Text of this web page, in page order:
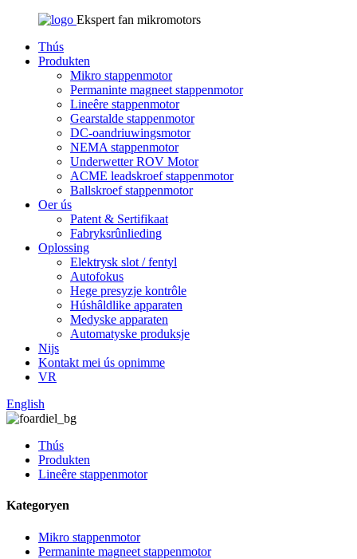
Ekspert fan mikromotors
Thús
Produkten
Mikro stappenmotor
Permaninte magneet stappenmotor
Lineêre stappenmotor
Gearstalde stappenmotor
DC-oandriuwingsmotor
NEMA stappenmotor
Underwetter ROV Motor
ACME leadskroef stappenmotor
Ballskroef stappenmotor
Oer ús
Patent & Sertifikaat
Fabryksrûnlieding
Oplossing
Elektrysk slot / fentyl
Autofokus
Hege presyzje kontrôle
Húshâldlike apparaten
Medyske apparaten
Automatyske produksje
Nijs
Kontakt mei ús opnimme
VR
English
Thús
Produkten
Lineêre stappenmotor
Kategoryen
Mikro stappenmotor
Permaninte magneet stappenmotor